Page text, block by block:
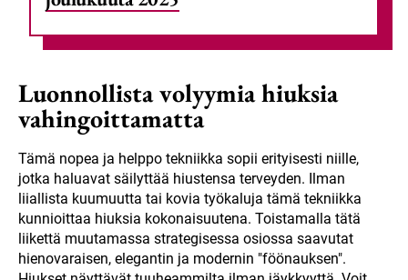
Luonnollista volyymia hiuksia
vahingoittamatta
Tämä nopea ja helppo tekniikka sopii erityisesti niille,
jotka haluavat säilyttää hiustensa terveyden. Ilman
liiallista kuumuutta tai kovia työkaluja tämä tekniikka
kunnioittaa hiuksia kokonaisuutena. Toistamalla tätä
liikettä muutamassa strategisessa osiossa saavutat
hienovaraisen, elegantin ja modernin "föönauksen".